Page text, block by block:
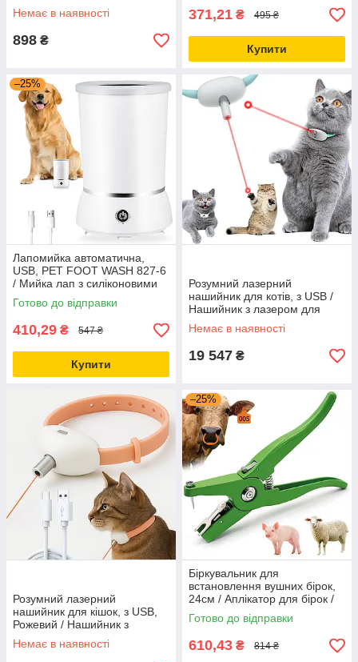
Акваріум маленький для
рибок
Немає в наявності
898 ₴
371,21 ₴ 495 ₴
Купити
–25%
Лапомийка автоматична,
USB, PET FOOT WASH 827-6
/ Мийка лап з силіконовими
щетинками / Мийка для лап
собак
Готово до відправки
410,29 ₴ 547 ₴
Купити
Розумний лазерний
нашийник для котів, з USB /
Нашийник з лазером для
котів / Інтерактивна іграшка
смарт нашийник
Немає в наявності
19 547 ₴
Розумний лазерний
нашийник для кішок, з USB,
Рожевий / Нашийник з
лазером для котів /
Інтерактивна іграшка смарт
Немає в наявності
–25%
Біркувальник для
встановлення вушних бірок,
24см / Аплікатор для бірок /
Біркувальник для тварин
Готово до відправки
610,43 ₴ 814 ₴